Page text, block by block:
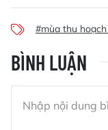
#mùa thu
BÌNH LUẬN